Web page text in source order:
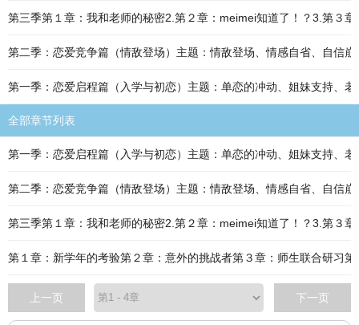
第三季第１章：我和老师的秘密2.第２章：meimei知道了！？3.第３
第二季：恋爱竞争篇（情敌登场）主题：情敌登场、情感自省、自信
第一季：恋爱启程篇（入学与初恋）主题：单恋的冲动、姐妹支持、
全部章节列表
第一季：恋爱启程篇（入学与初恋）主题：单恋的冲动、姐妹支持、
第二季：恋爱竞争篇（情敌登场）主题：情敌登场、情感自省、自信
第三季第１章：我和老师的秘密2.第２章：meimei知道了！？3.第３
第１章：新学年的考验第２章：意外的挑战者第３章：师生联合研习
上一页 下一页